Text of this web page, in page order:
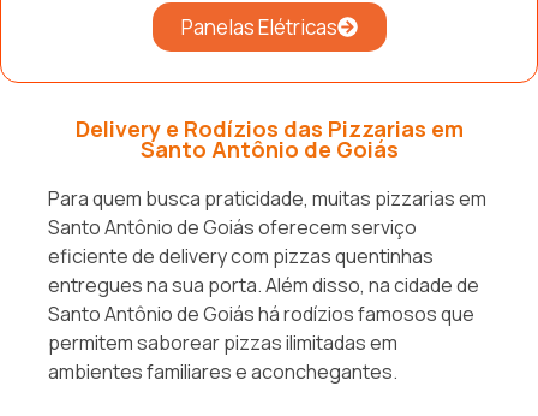
Panelas Elétricas
Delivery e Rodízios das Pizzarias em
Santo Antônio de Goiás
Para quem busca praticidade, muitas pizzarias em
Santo Antônio de Goiás oferecem serviço
eficiente de delivery com pizzas quentinhas
entregues na sua porta. Além disso, na cidade de
Santo Antônio de Goiás há rodízios famosos que
permitem saborear pizzas ilimitadas em
ambientes familiares e aconchegantes.